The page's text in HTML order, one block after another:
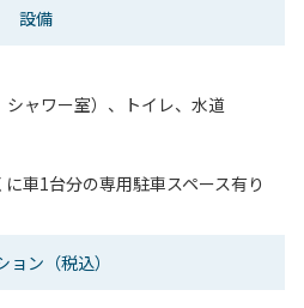
設備
ャワー室）、トイレ、水道
車1台分の専用駐車スペース有り
ョン （税込）